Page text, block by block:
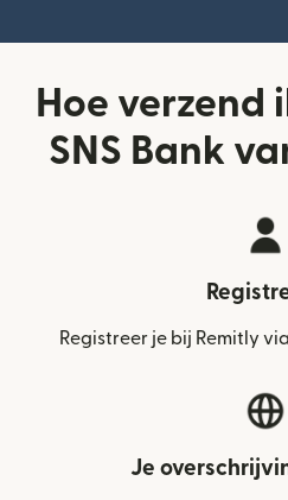
Hoe verzend
SNS Bank
Registreer je bij Remitly
Je